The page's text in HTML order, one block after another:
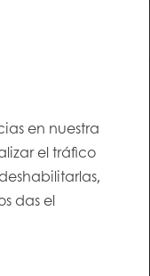
en nuestra
el tráfico
das el